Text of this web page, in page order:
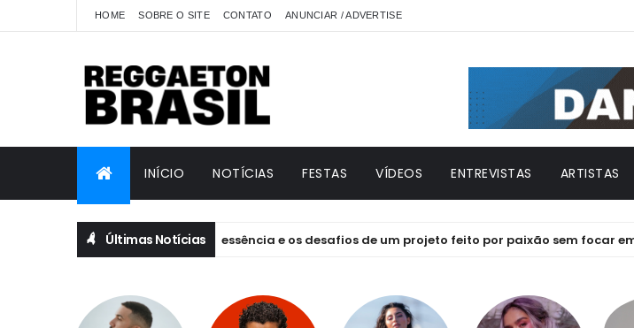
HOME SOBRE O SITE CONTATO ANUNCIAR / ADVERTISE
INÍCIO NOTÍCIAS FESTAS VÍDEOS ENTREVISTAS ARTISTAS
Últimas Notícias
de EQUILIBRIVM: emoção, essência e os desafios de um projeto feito por paixão sem focar em lucros